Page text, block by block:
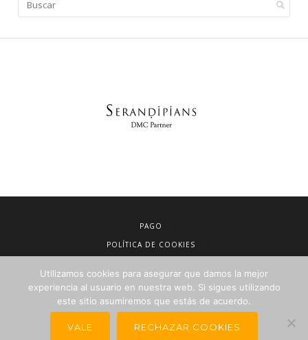
PAGO
POLÍTICA DE COOKIES
CONDICIONES DE VENTA
POLÍTICA DE PRIVACIDAD
Utilizamos cookies para asegurar que damos la mejor
experiencia al usuario en nuestra web. Si sigues utilizando
este sitio asumiremos que estás de acuerdo.
VALE RECHAZAR COOKIES